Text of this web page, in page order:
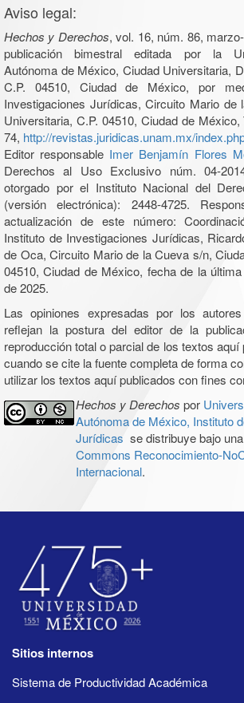
Aviso legal:
Hechos y Derechos, vol. 16, núm. 86,
publicación bimestral editada por la
Autónoma de México, Ciudad Universitaria,
C.P. 04510, Ciudad de México, por
Investigaciones Jurídicas, Circuito Mario de
Universitaria, C.P. 04510, Ciudad de
74, http://revistas.juridicas.unam.mx/
Editor responsable Imer Benjamín Flores
Derechos al Uso Exclusivo núm. 04-
otorgado por el Instituto Nacional del
(versión electrónica): 2448-4725.
actualización de este número:
Instituto de Investigaciones Jurídicas,
de Oca, Circuito Mario de la Cueva s/n,
04510, Ciudad de México, fecha de la
de 2025.
Las opiniones expresadas por los
reflejan la postura del editor de la
reproducción total o parcial de los textos
cuando se cite la fuente completa de forma
utilizar los textos aquí publicados con fines
Hechos y Derechos por
Autónoma de México, Instituto
Jurídicas se distribuye bajo una
Commons Reconocimiento-
Internacional.
Sitios internos
Sistema de Productividad Académica